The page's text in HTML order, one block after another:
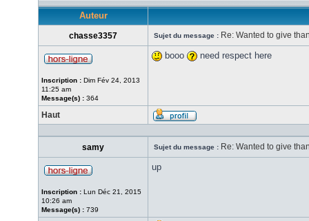
Auteur
chasse3357 Sujet du message : Re: Wanted to give
Inscription : Dim Fév 24, 2013
11:25 am
Message(s) : 364
booo need respect here
Haut
samy Sujet du message : Re: Wanted to give
Inscription : Lun Déc 21, 2015
10:26 am
Message(s) : 739
up